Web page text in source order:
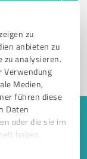
zu
anbieten zu
zu analysieren.
Verwendung
Medien,
führen diese
Daten
oder die sie im
haben.und E-